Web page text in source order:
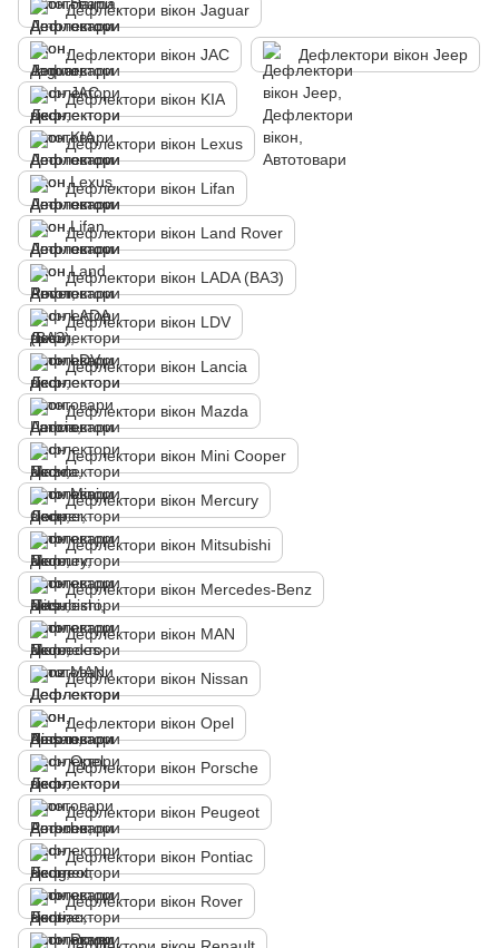
Дефлектори вікон Jaguar
Дефлектори вікон JAC Дефлектори вікон Jeep
Дефлектори вікон KIA
Дефлектори вікон Lexus
Дефлектори вікон Lifan
Дефлектори вікон Land Rover
Дефлектори вікон LADA (ВАЗ)
Дефлектори вікон LDV
Дефлектори вікон Lancia
Дефлектори вікон Mazda
Дефлектори вікон Mini Cooper
Дефлектори вікон Mercury
Дефлектори вікон Mitsubishi
Дефлектори вікон Mercedes-Benz
Дефлектори вікон MAN
Дефлектори вікон Nissan
Дефлектори вікон Opel
Дефлектори вікон Porsche
Дефлектори вікон Peugeot
Дефлектори вікон Pontiac
Дефлектори вікон Rover